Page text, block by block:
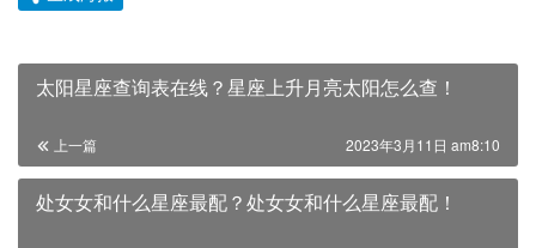
太阳星座查询表在线？星座上升月亮太阳怎么查！
上一篇 2023年3月11日 am8:10
处女女和什么星座最配？处女女和什么星座最配！